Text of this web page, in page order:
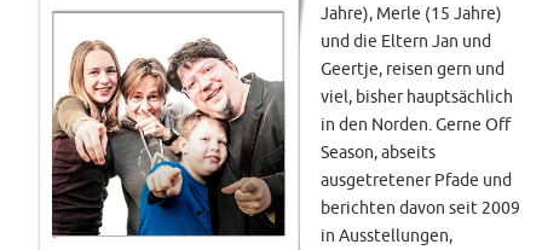
Jahre), Merle (15 Jahre)
und die Eltern Jan und
Geertje, reisen gern und
viel, bisher hauptsächlich
in den Norden. Gerne Off
Season, abseits
ausgetretener Pfade und
berichten davon seit 2009
in Ausstellungen,